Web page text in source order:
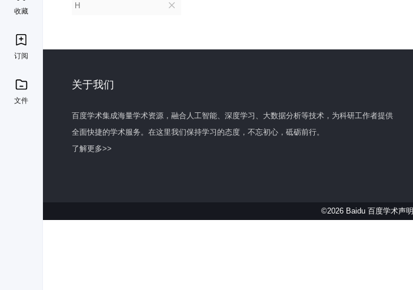
收藏
订阅
文件
H
关于我们
百度学术集成海量学术资源，融合人工智能、深度学习、大数据分析等技术，为科研工作者提供
全面快捷的学术服务。在这里我们保持学习的态度，不忘初心，砥砺前行。
了解更多>>
©2026 Baidu 百度学术声明